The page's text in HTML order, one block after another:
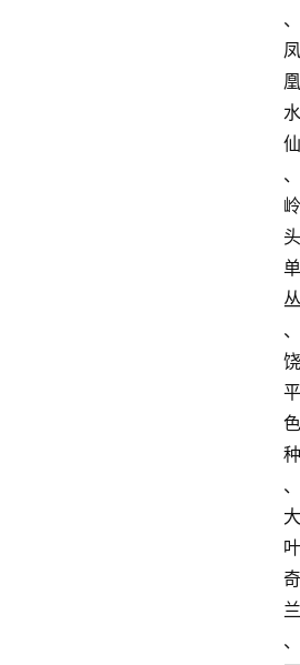
、
凤
凰
水
仙
、
岭
头
单
丛
、
饶
平
色
种
、
大
叶
奇
兰
、